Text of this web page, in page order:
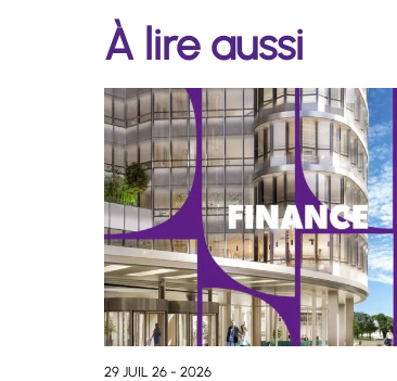
À lire aussi
29 JUIL 26 - 2026